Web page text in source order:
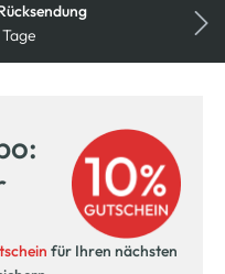
für Ihren nächsten